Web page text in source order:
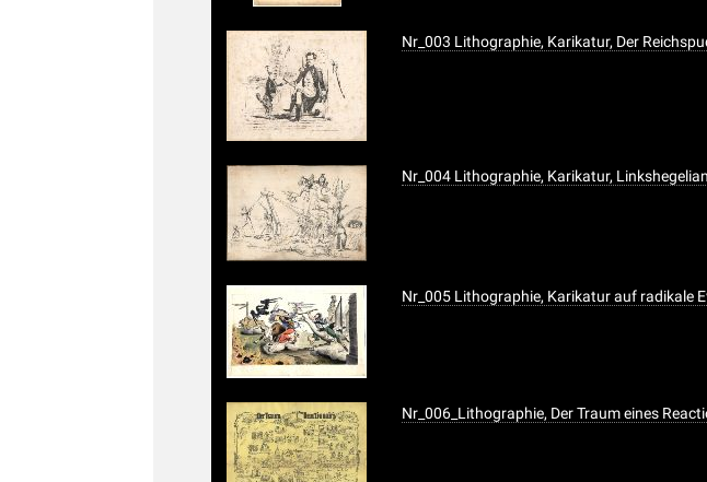
Nr_003 Lithographie, Karikatur, Der
Nr_004 Lithographie, Karikatur,
Nr_005 Lithographie, Karikatur auf radikale
Nr_006_Lithographie, Der Traum eines